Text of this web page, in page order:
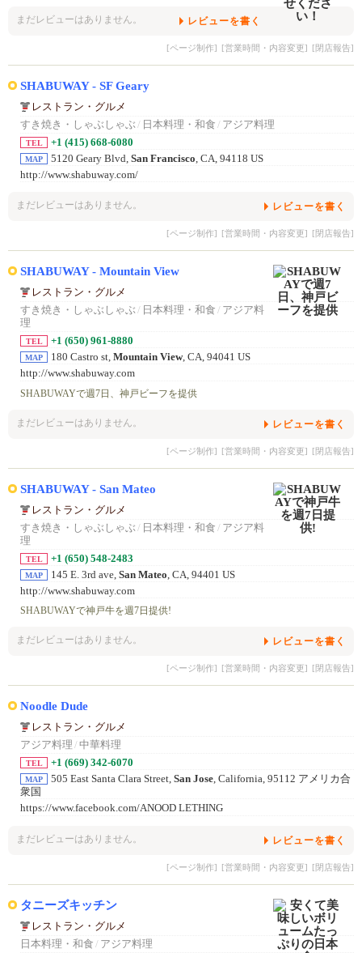
まだレビューはありません。 レビューを書く
[ページ制作] [営業時間・内容変更] [閉店報告]
SHABUWAY - SF Geary
レストラン・グルメ
すき焼き・しゃぶしゃぶ / 日本料理・和食 / アジア料理
TEL +1 (415) 668-6080
MAP 5120 Geary Blvd, San Francisco , CA, 94118 US
http://www.shabuway.com/
まだレビューはありません。 レビューを書く
[ページ制作] [営業時間・内容変更] [閉店報告]
SHABUWAY - Mountain View
レストラン・グルメ
すき焼き・しゃぶしゃぶ/ 日本料理・和食 / アジア料
理
TEL +1 (650) 961-8880
MAP 180 Castro st, Mountain View, CA, 94041 US
http://www.shabuway.com
SHABUWAYで週7日、神戸ビーフを提供
まだレビューはありません。 レビューを書く
[ページ制作] [営業時間・内容変更] [閉店報告]
SHABUWAY - San Mateo
レストラン・グルメ
すき焼き・しゃぶしゃぶ / 日本料理・和食 / アジア料
理
TEL +1 (650) 548-2483
MAP 145 E. 3rd ave, San Mateo , CA, 94401 US
http://www.shabuway.com
SHABUWAYで神戸牛を週7日提供!
まだレビューはありません。 レビューを書く
[ページ制作] [営業時間・内容変更] [閉店報告]
Noodle Dude
レストラン・グルメ
アジア料理 / 中華料理
TEL +1 (669) 342-6070
MAP 505 East Santa Clara Street, San Jose, California, 95112 アメリカ合
衆国
https://www.facebook.com/ANOOD LETHING
まだレビューはありません。 レビューを書く
[ページ制作] [営業時間・内容変更] [閉店報告]
タニーズキッチン
レストラン・グルメ
日本料理・和食 / アジア料理